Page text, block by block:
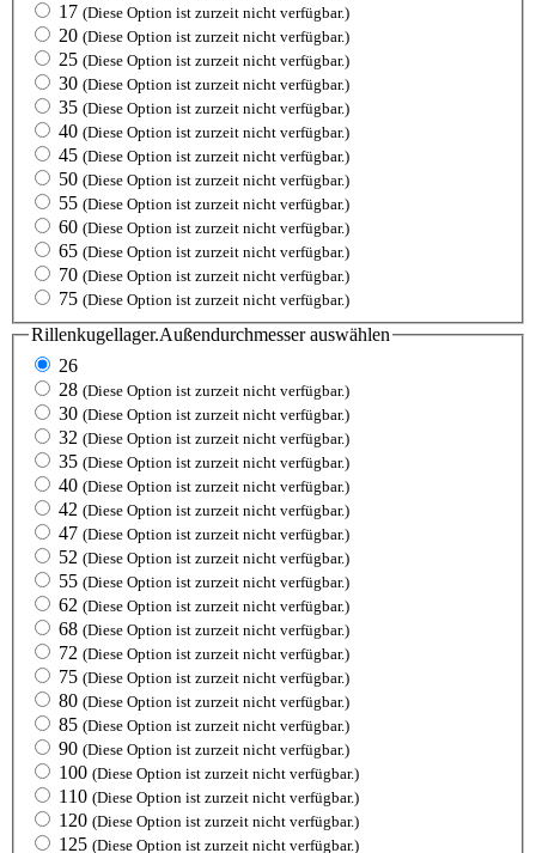
17 (Diese Option ist zurzeit nicht verfügbar.)
20 (Diese Option ist zurzeit nicht verfügbar.)
25 (Diese Option ist zurzeit nicht verfügbar.)
30 (Diese Option ist zurzeit nicht verfügbar.)
35 (Diese Option ist zurzeit nicht verfügbar.)
40 (Diese Option ist zurzeit nicht verfügbar.)
45 (Diese Option ist zurzeit nicht verfügbar.)
50 (Diese Option ist zurzeit nicht verfügbar.)
55 (Diese Option ist zurzeit nicht verfügbar.)
60 (Diese Option ist zurzeit nicht verfügbar.)
65 (Diese Option ist zurzeit nicht verfügbar.)
70 (Diese Option ist zurzeit nicht verfügbar.)
75 (Diese Option ist zurzeit nicht verfügbar.)
Rillenkugellager.Außendurchmesserauswählen
26
28 (Diese Option ist zurzeit nicht verfügbar.)
30 (Diese Option ist zurzeit nicht verfügbar.)
32 (Diese Option ist zurzeit nicht verfügbar.)
35 (Diese Option ist zurzeit nicht verfügbar.)
40 (Diese Option ist zurzeit nicht verfügbar.)
42 (Diese Option ist zurzeit nicht verfügbar.)
47 (Diese Option ist zurzeit nicht verfügbar.)
52 (Diese Option ist zurzeit nicht verfügbar.)
55 (Diese Option ist zurzeit nicht verfügbar.)
62 (Diese Option ist zurzeit nicht verfügbar.)
68 (Diese Option ist zurzeit nicht verfügbar.)
72 (Diese Option ist zurzeit nicht verfügbar.)
75 (Diese Option ist zurzeit nicht verfügbar.)
80 (Diese Option ist zurzeit nicht verfügbar.)
85 (Diese Option ist zurzeit nicht verfügbar.)
90 (Diese Option ist zurzeit nicht verfügbar.)
100 (Diese Option ist zurzeit nicht verfügbar.)
110 (Diese Option ist zurzeit nicht verfügbar.)
120 (Diese Option ist zurzeit nicht verfügbar.)
125 (Diese Option ist zurzeit nicht verfügbar.)